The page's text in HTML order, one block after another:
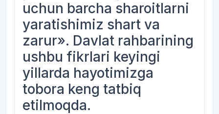
uchun barcha sharoitlarni
yaratishimiz shart va
zarur». Davlat rahbarining
ushbu fikrlari keyingi
yillarda hayotimizga
tobora keng tatbiq
etilmoqda.